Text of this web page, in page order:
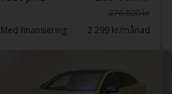
276 800 kr
Med finansiering
2 299 kr/månad